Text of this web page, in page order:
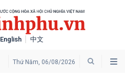
English 中文
Thứ Năm, 06/08/2026